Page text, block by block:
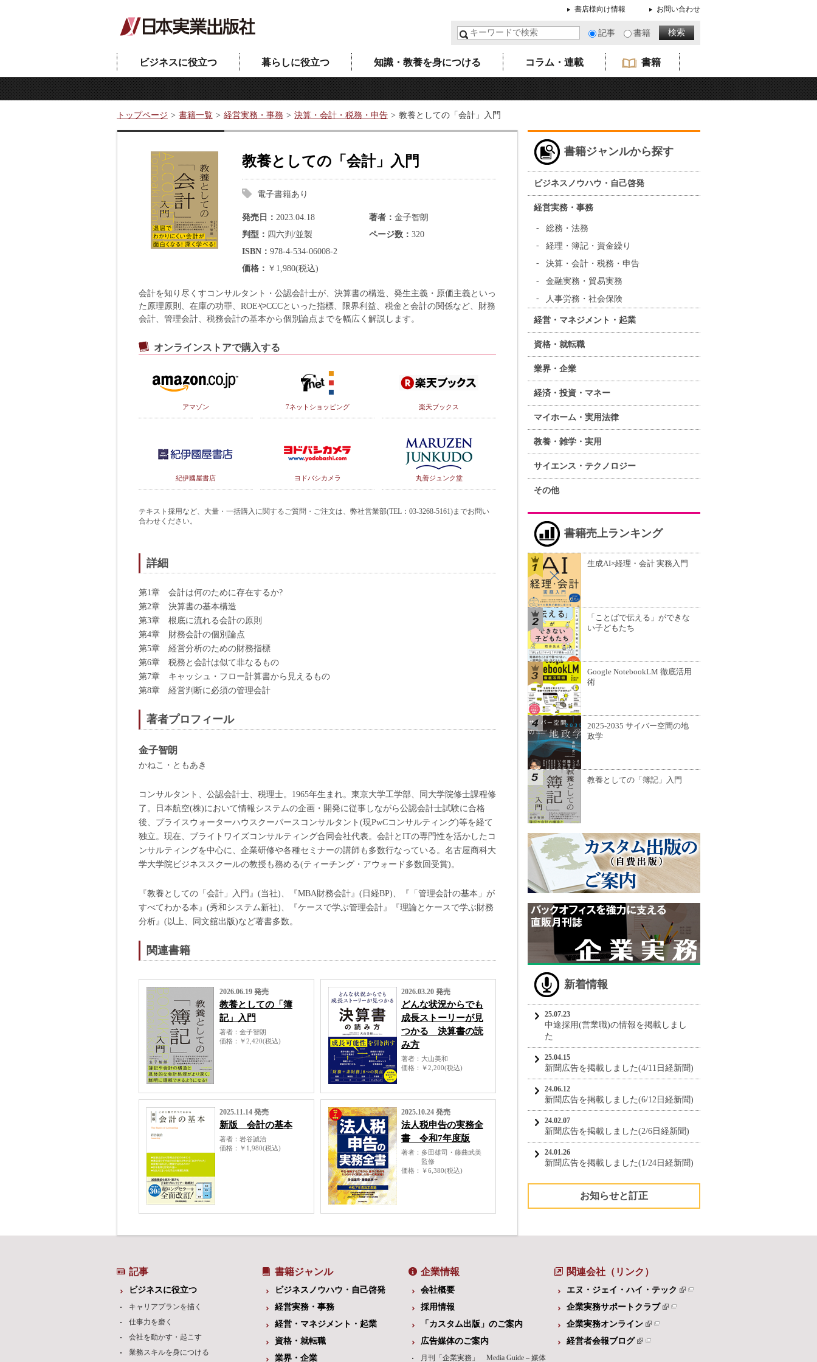
書店様向け情報 お問い合わせ
記事 書籍
ビジネスに役立つ 暮らしに役立つ 知識・教養を身につける コラム・連載 書籍
トップページ 書籍一覧 経営実務・事務 決算・会計・税務・申告 教養としての「会計」入門
教養としての「会計」入門
電子書籍あり
発売日 2023.04.18 著者
金子智朗
判型
四六判/並製 ページ数
320
ISBN
978-4-534-06008-2
価格
￥1,980(税込)
会計を知り尽くすコンサルタント・公認会計士が、決算書の構造、発生主義・原価主義といっ
た原理原則、在庫の功罪、ROEやCCCといった指標、限界利益、税金と会計の関係など、財務
会計、管理会計、税務会計の基本から個別論点までを幅広く解説します。
オンラインストアで購入する
アマゾン 7ネットショッピング 楽天ブックス
紀伊國屋書店 ヨドバシカメラ 丸善ジュンク堂
テキスト採用など、大量・一括購入に関するご質問・ご注文は、弊社営業部(TEL：03-3268-5161)までお問い
合わせください。
詳細
第1章 会計は何のために存在するか?
第2章 決算書の基本構造
第3章 根底に流れる会計の原則
第4章 財務会計の個別論点
第5章 経営分析のための財務指標
第6章 税務と会計は似て非なるもの
第7章 キャッシュ・フロー計算書から見えるもの
第8章 経営判断に必須の管理会計
著者プロフィール
金子智朗
かねこ・ともあき
コンサルタント、公認会計士、税理士。1965年生まれ。東京大学工学部、同大学院修士課程修
了。日本航空(株)において情報システムの企画・開発に従事しながら公認会計士試験に合格
後、プライスウォーターハウスクーパースコンサルタント(現PwCコンサルティング)等を経て
独立。現在、ブライトワイズコンサルティング合同会社代表。会計とITの専門性を活かしたコ
ンサルティングを中心に、企業研修や各種セミナーの講師も多数行なっている。名古屋商科大
学大学院ビジネススクールの教授も務める(ティーチング・アウォード多数回受賞)。
『教養としての「会計」入門』(当社)、『MBA財務会計』(日経BP)、『「管理会計の基本」が
すべてわかる本』(秀和システム新社)、『ケースで学ぶ管理会計』『理論とケースで学ぶ財務
分析』(以上、同文舘出版)など著書多数。
関連書籍
2026.06.19 発売
教養としての「簿
記」入門
著者
金子智朗
価格
￥2,420(税込)
2026.03.20 発売
どんな状況からでも
成長ストーリーが見
つかる 決算書の読
み方
著者
大山美和
価格
￥2,200(税込)
2025.11.14 発売
新版 会計の基本
著者
岩谷誠治
価格
￥1,980(税込)
2025.10.24 発売
法人税申告の実務全
書 令和7年度版
著者
多田雄司・藤曲武美
監修
価格
￥6,380(税込)
書籍ジャンルから探す
ビジネスノウハウ・自己啓発
経営実務・事務
総務・法務
経理・簿記・資金繰り
決算・会計・税務・申告
金融実務・貿易実務
人事労務・社会保険
経営・マネジメント・起業
資格・就転職
業界・企業
経済・投資・マネー
マイホーム・実用法律
教養・雑学・実用
サイエンス・テクノロジー
その他
書籍売上ランキング
生成AI×経理・会計 実務入門
「ことばで伝える」ができな
い子どもたち
Google NotebookLM 徹底活用
術
2025-2035 サイバー空間の地
政学
教養としての「簿記」入門
新着情報
25.07.23
中途採用(営業職)の情報を掲載しまし
た
25.04.15
新聞広告を掲載しました(4/11日経新聞)
24.06.12
新聞広告を掲載しました(6/12日経新聞)
24.02.07
新聞広告を掲載しました(2/6日経新聞)
24.01.26
新聞広告を掲載しました(1/24日経新聞)
お知らせと訂正
記事
ビジネスに役立つ
キャリアプランを描く
仕事力を磨く
会社を動かす・起こす
業務スキルを身につける
書籍ジャンル
ビジネスノウハウ・自己啓発
経営実務・事務
経営・マネジメント・起業
資格・就転職
業界・企業
企業情報
会社概要
採用情報
「カスタム出版」のご案内
広告媒体のご案内
月刊「企業実務」 Media Guide – 媒体
関連会社（リンク）
エヌ・ジェイ・ハイ・テック
企業実務サポートクラブ
企業実務オンライン
経営者会報ブログ